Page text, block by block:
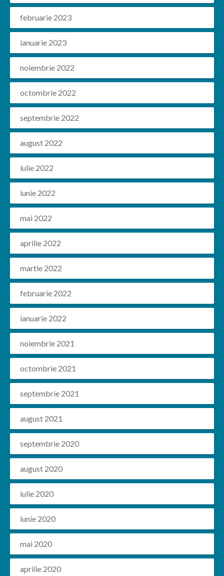
februarie 2023
ianuarie 2023
noiembrie 2022
octombrie 2022
septembrie 2022
august 2022
iulie 2022
iunie 2022
mai 2022
aprilie 2022
martie 2022
februarie 2022
ianuarie 2022
noiembrie 2021
octombrie 2021
septembrie 2021
august 2021
septembrie 2020
august 2020
iulie 2020
iunie 2020
mai 2020
aprilie 2020